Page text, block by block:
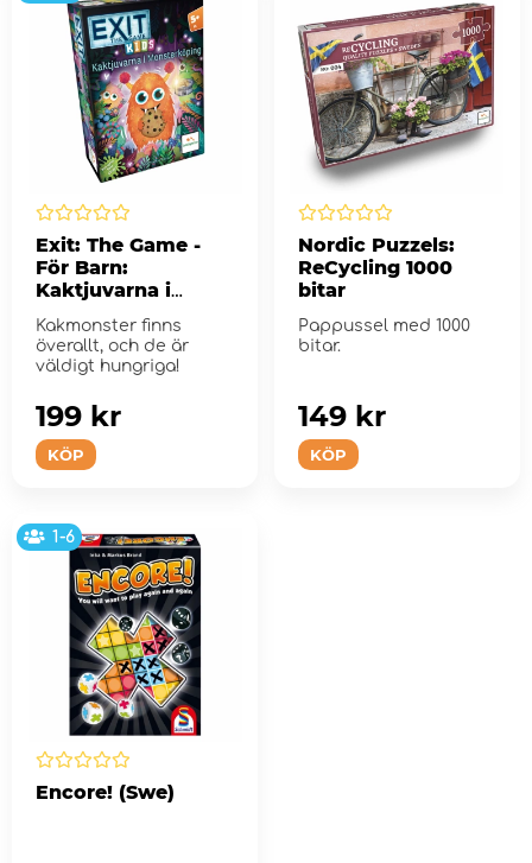
Exit: The Game -
För Barn:
Kaktjuvarna i
Monsterköping
Kakmonster finns
överallt, och de är
väldigt hungriga!
KÖP
199 kr
Nordic Puzzels:
ReCycling 1000
bitar
Pappussel med 1000
bitar.
KÖP
149 kr
1-6
Encore! (Swe)